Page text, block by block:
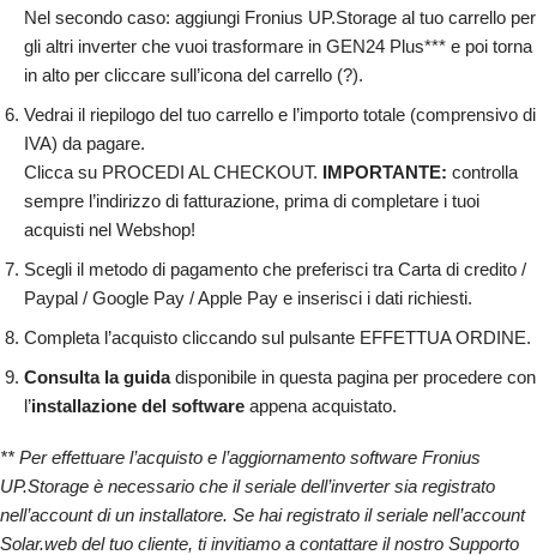
Nel secondo caso: aggiungi Fronius UP.Storage al tuo carrello per
gli altri inverter che vuoi trasformare in GEN24 Plus*** e poi torna
in alto per cliccare sull’icona del carrello (?).
Vedrai il riepilogo del tuo carrello e l’importo totale (comprensivo di
IVA) da pagare.
Clicca su PROCEDI AL CHECKOUT. IMPORTANTE: controlla
sempre l’indirizzo di fatturazione, prima di completare i tuoi
acquisti nel Webshop!
Scegli il metodo di pagamento che preferisci tra Carta di credito /
Paypal / Google Pay / Apple Pay e inserisci i dati richiesti.
Completa l’acquisto cliccando sul pulsante EFFETTUA ORDINE.
Consulta la guidadisponibile in questa pagina per procedere con
l’installazione del softwareappena acquistato.
** Per effettuare l’acquisto e l’aggiornamento software Fronius
UP.Storage è necessario che il seriale dell’inverter sia registrato
nell’account di un installatore. Se hai registrato il seriale nell’account
Solar.web del tuo cliente, ti invitiamo a contattare il nostro Supporto